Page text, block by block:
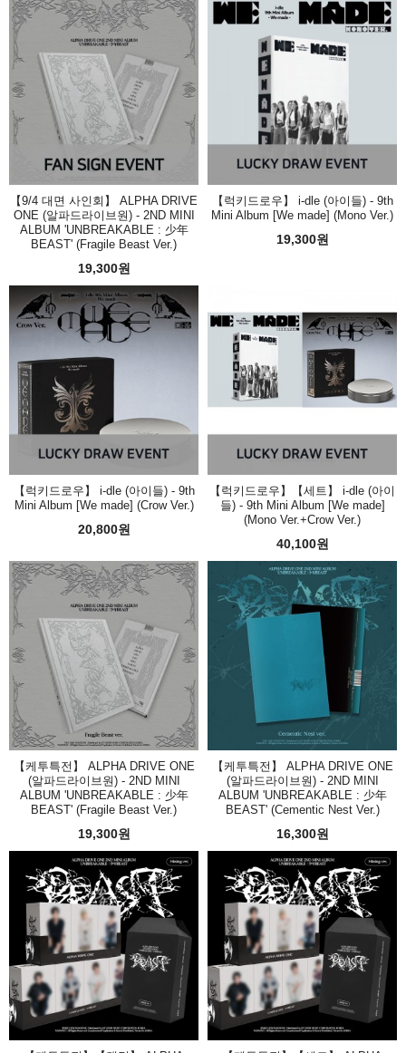
【9/4 대면 사인회】 ALPHA DRIVE
ONE (알파드라이브원) - 2ND MINI
ALBUM 'UNBREAKABLE : 少年
BEAST' (Fragile Beast Ver.)
19,300원
【럭키드로우】 i-dle (아이들) - 9th
Mini Album [We made] (Mono Ver.)
19,300원
【럭키드로우】 i-dle (아이들) - 9th
Mini Album [We made] (Crow Ver.)
20,800원
【럭키드로우】【세트】 i-dle (아이
들) - 9th Mini Album [We made]
(Mono Ver.+Crow Ver.)
40,100원
【케투특전】 ALPHA DRIVE ONE
(알파드라이브원) - 2ND MINI
ALBUM 'UNBREAKABLE : 少年
BEAST' (Fragile Beast Ver.)
19,300원
【케투특전】 ALPHA DRIVE ONE
(알파드라이브원) - 2ND MINI
ALBUM 'UNBREAKABLE : 少年
BEAST' (Cementic Nest Ver.)
16,300원